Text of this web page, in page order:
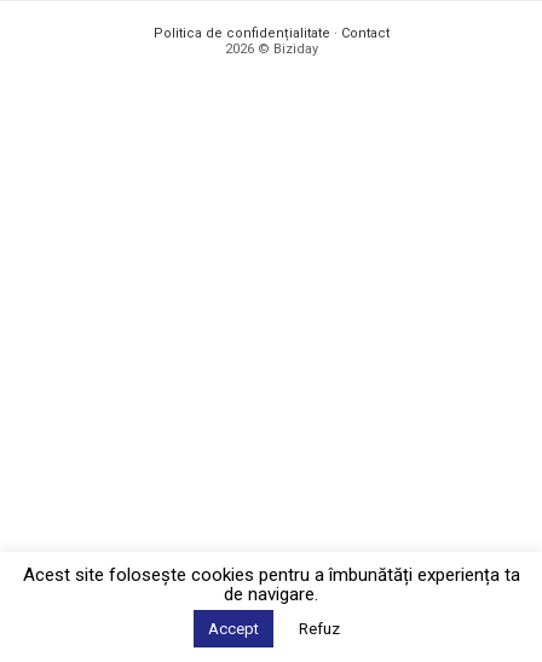
Politica de confidențialitate · Contact
2026 © Biziday
Acest site foloseşte cookies pentru a îmbunătăți experiența ta
de navigare.
Accept Refuz